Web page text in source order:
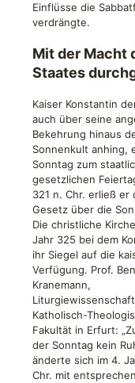
Einflüsse die
verdrängte.
Mit der Macht
Staates
Kaiser Konstantin
auch über seine
Bekehrung hinaus
Sonnenkult anhing,
Sonntag zum
gesetzlichen
321 n. Chr. erließ er
Gesetz über die
Die christliche
Jahr 325 bei dem
ihr Siegel auf die
Verfügung. Prof.
Kranemann,
Katholisch-
Fakultät in Erfurt:
der Sonntag kein
änderte sich im 4.
Chr. mit